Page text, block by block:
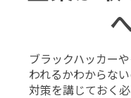
ブラックハッカー
われるかわからな
対策を講じておく